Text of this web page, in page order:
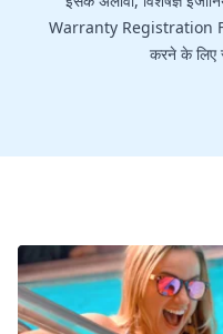
Warranty Registration
करने के लिए